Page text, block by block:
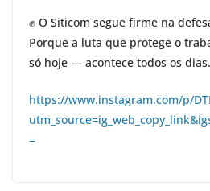
✊ O Siticom segue firme na
Porque a luta que protege o
só hoje — acontece todos os dias.
https://www.instagram.com/p/
=